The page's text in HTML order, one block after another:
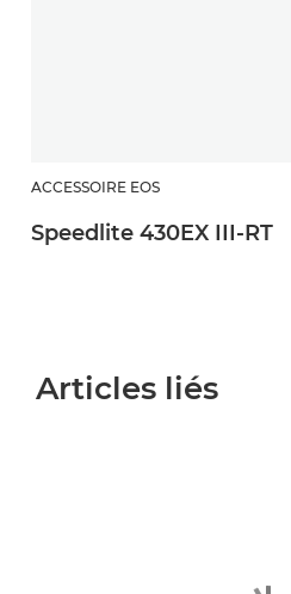
ACCESSOIRE EOS
Speedlite 430EX III-RT
Articles liés